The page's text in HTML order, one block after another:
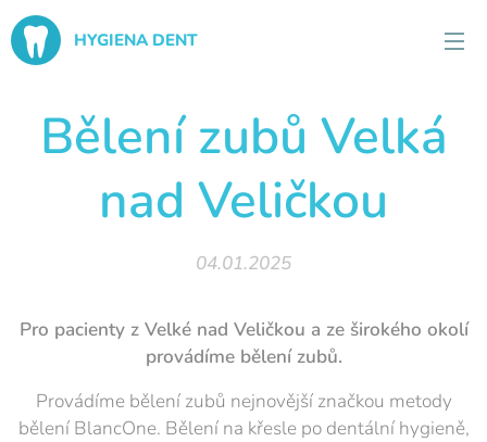
HYGIENA DENT
Bělení zubů Velká
nad Veličkou
04.01.2025
Pro pacienty z Velké nad Veličkou a ze širokého okolí
provádíme bělení zubů.
Provádíme bělení zubů nejnovější značkou metody
bělení BlancOne. Bělení na křesle po dentální hygieně,